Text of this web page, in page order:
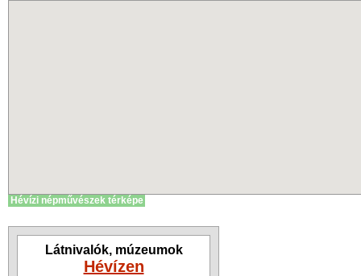
Hévízi népművészek térképe
Látnivalók, múzeumok
Hévízen